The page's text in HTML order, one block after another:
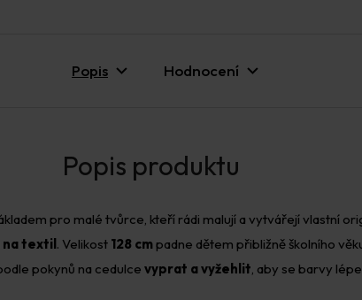
Popis Hodnocení
pro malé tvůrce, kteří rádi malují a vytvářejí vlastní
na textil. Velikost 128 cm padne dětem přibližně školního
pokynů na cedulce vyprat a vyžehlit , aby se barvy